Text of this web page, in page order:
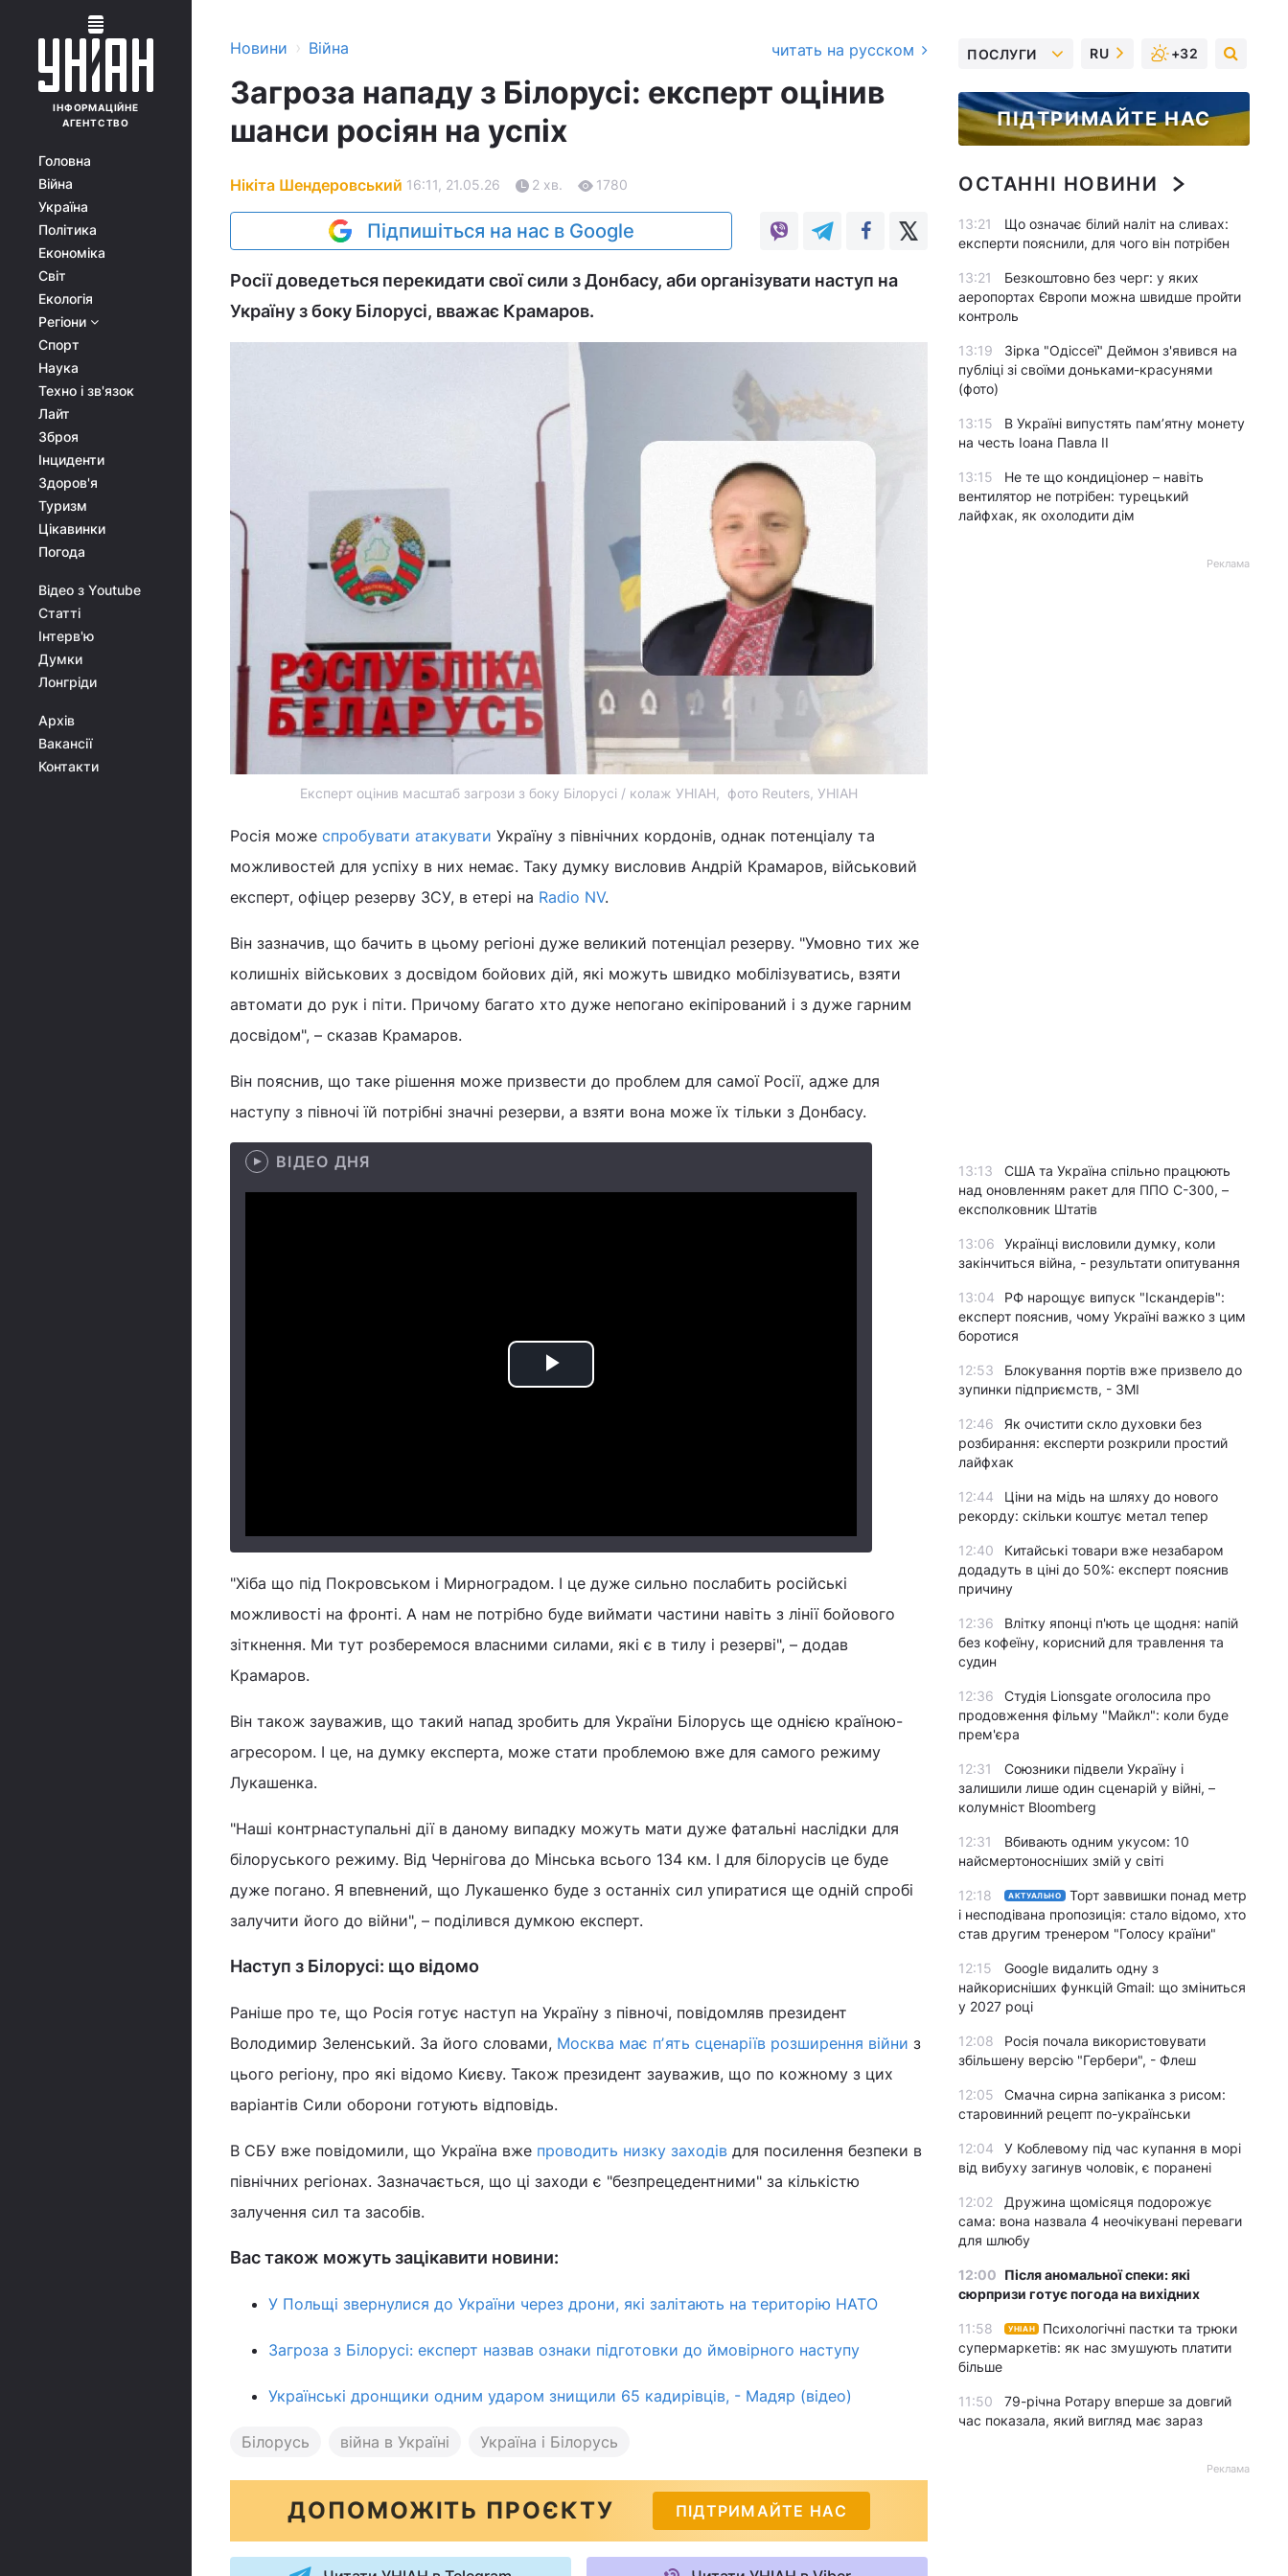
ІНФОРМАЦІЙНЕ
АГЕНТСТВО
Головна
Війна
Україна
Політика
Економіка
Світ
Екологія
Регіони
Спорт
Наука
Техно і зв'язок
Лайт
Зброя
Інциденти
Здоров'я
Туризм
Цікавинки
Погода
Відео з Youtube
Статті
Інтерв'ю
Думки
Лонгріди
Архів
Вакансії
Контакти
Новини › Війна читать на русском
Загроза нападу з Білорусі: експерт оцінив
шанси росіян на успіх
Нікіта Шендеровський 16:11, 21.05.26 2 хв. 1780
Підпишіться на нас в Google
Росії доведеться перекидати свої сили з Донбасу, аби організувати наступ на
Україну з боку Білорусі, вважає Крамаров.
Експерт оцінив масштаб загрози з боку Білорусі / колаж УНІАН, фото Reuters, УНІАН
Росія може спробувати атакувати Україну з північних кордонів, однак потенціалу та
можливостей для успіху в них немає. Таку думку висловив Андрій Крамаров, військовий
експерт, офіцер резерву ЗСУ, в етері на Radio NV.
Він зазначив, що бачить в цьому регіоні дуже великий потенціал резерву. "Умовно тих же
колишніх військових з досвідом бойових дій, які можуть швидко мобілізуватись, взяти
автомати до рук і піти. Причому багато хто дуже непогано екіпірований і з дуже гарним
досвідом", – сказав Крамаров.
Він пояснив, що таке рішення може призвести до проблем для самої Росії, адже для
наступу з півночі їй потрібні значні резерви, а взяти вона може їх тільки з Донбасу.
ВІДЕО ДНЯ
Play
"Хіба що під Покровськом і Мирноградом. І це дуже сильно послабить російські
можливості на фронті. А нам не потрібно буде виймати частини навіть з лінії бойового
зіткнення. Ми тут розберемося власними силами, які є в тилу і резерві", – додав
Крамаров.
Він також зауважив, що такий напад зробить для України Білорусь ще однією країною-
агресором. І це, на думку експерта, може стати проблемою вже для самого режиму
Лукашенка.
"Наші контрнаступальні дії в даному випадку можуть мати дуже фатальні наслідки для
білоруського режиму. Від Чернігова до Мінська всього 134 км. І для білорусів це буде
дуже погано. Я впевнений, що Лукашенко буде з останніх сил упиратися ще одній спробі
залучити його до війни", – поділився думкою експерт.
Наступ з Білорусі: що відомо
Раніше про те, що Росія готує наступ на Україну з півночі, повідомляв президент
Володимир Зеленський. За його словами, Москва має пʼять сценаріїв розширення війни з
цього регіону, про які відомо Києву. Також президент зауважив, що по кожному з цих
варіантів Сили оборони готують відповідь.
В СБУ вже повідомили, що Україна вже проводить низку заходів для посилення безпеки в
північних регіонах. Зазначається, що ці заходи є "безпрецедентними" за кількістю
залучення сил та засобів.
Вас також можуть зацікавити новини:
У Польщі звернулися до України через дрони, які залітають на територію НАТО
Загроза з Білорусі: експерт назвав ознаки підготовки до ймовірного наступу
Українські дронщики одним ударом знищили 65 кадирівців, - Мадяр (відео)
Білорусь війна в Україні Україна і Білорусь
ДОПОМОЖІТЬ ПРОЄКТУ ПІДТРИМАЙТЕ НАС
ПОСЛУГИ RU +32
ПІДТРИМАЙТЕ НАС
ОСТАННІ НОВИНИ
13:21
Що означає білий наліт на сливах:
експерти пояснили, для чого він потрібен
13:21
Безкоштовно без черг: у яких
аеропортах Європи можна швидше пройти
контроль
13:19
Зірка "Одіссеї" Деймон з'явився на
публіці зі своїми доньками-красунями
(фото)
13:15
В Україні випустять пам’ятну монету
на честь Іоана Павла II
13:15
Не те що кондиціонер – навіть
вентилятор не потрібен: турецький
лайфхак, як охолодити дім
Реклама
13:13
США та Україна спільно працюють
над оновленням ракет для ППО С-300, –
експолковник Штатів
13:06
Українці висловили думку, коли
закінчиться війна, - результати опитування
13:04
РФ нарощує випуск "Іскандерів":
експерт пояснив, чому Україні важко з цим
боротися
12:53
Блокування портів вже призвело до
зупинки підприємств, - ЗМІ
12:46
Як очистити скло духовки без
розбирання: експерти розкрили простий
лайфхак
12:44
Ціни на мідь на шляху до нового
рекорду: скільки коштує метал тепер
12:40
Китайські товари вже незабаром
додадуть в ціні до 50%: експерт пояснив
причину
12:36
Влітку японці п'ють це щодня: напій
без кофеїну, корисний для травлення та
судин
12:36
Студія Lionsgate оголосила про
продовження фільму "Майкл": коли буде
прем'єра
12:31
Союзники підвели Україну і
залишили лише один сценарій у війні, –
колумніст Bloomberg
12:31
Вбивають одним укусом: 10
найсмертоносніших змій у світі
12:18 АКТУАЛЬНО
Торт заввишки понад метр
і несподівана пропозиція: стало відомо, хто
став другим тренером "Голосу країни"
12:15
Google видалить одну з
найкорисніших функцій Gmail: що зміниться
у 2027 році
12:08
Росія почала використовувати
збільшену версію "Гербери", - Флеш
12:05
Смачна сирна запіканка з рисом:
старовинний рецепт по-українськи
12:04
У Коблевому під час купання в морі
від вибуху загинув чоловік, є поранені
12:02
Дружина щомісяця подорожує
сама: вона назвала 4 неочікувані переваги
для шлюбу
12:00 Після аномальної спеки: які
сюрпризи готує погода на вихідних
11:58 УНІАН
Психологічні пастки та трюки
супермаркетів: як нас змушують платити
більше
11:50
79-річна Ротару вперше за довгий
час показала, який вигляд має зараз
Реклама